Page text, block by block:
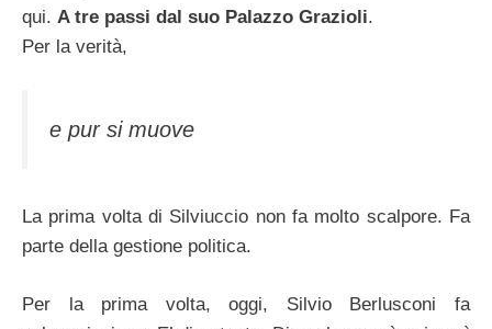
qui. A tre passi dal suo Palazzo Grazioli.
Per la verità,
e pur si muove
La prima volta di Silviuccio non fa molto scalpore. Fa
parte della gestione politica.
Per la prima volta, oggi, Silvio Berlusconi fa